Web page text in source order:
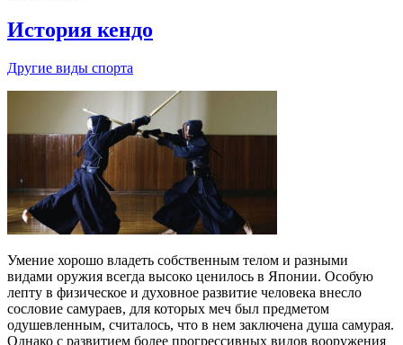
История кендо
Другие виды спорта
Умение хорошо владеть собственным телом и разными
видами оружия всегда высоко ценилось в Японии. Особую
лепту в физическое и духовное развитие человека внесло
сословие самураев, для которых меч был предметом
одушевленным, считалось, что в нем заключена душа самурая.
Однако с развитием более прогрессивных видов вооружения